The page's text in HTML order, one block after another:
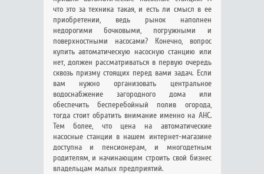
что это за техника такая, и есть ли смысл в ее
приобретении, ведь рынок наполнен
недорогими бочковыми, погружными и
поверхностными насосами? Конечно, вопрос
купить автоматическую насосную станцию или
нет, должен рассматриваться в первую очередь
сквозь призму стоящих перед вами задач. Если
вам нужно организовать центральное
водоснабжение загородного дома или
обеспечить бесперебойный полив огорода,
тогда стоит обратить внимание именно на АНС.
Тем более, что цена на автоматические
насосные станции в нашем интернет-магазине
доступна и пенсионерам, и многодетным
родителям, и начинающим строить свой бизнес
владельцам малых предприятий.